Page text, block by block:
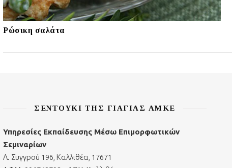
Ρώσικη σαλάτα
ΣΕΝΤΟΎΚΙ ΤΗΣ ΓΙΑΓΙΆΣ ΑΜΚΕ
Υπηρεσίες Εκπαίδευσης Μέσω Επιμορφωτικών
Σεμιναρίων
Λ. Συγγρού 196, Καλλιθέα, 17671